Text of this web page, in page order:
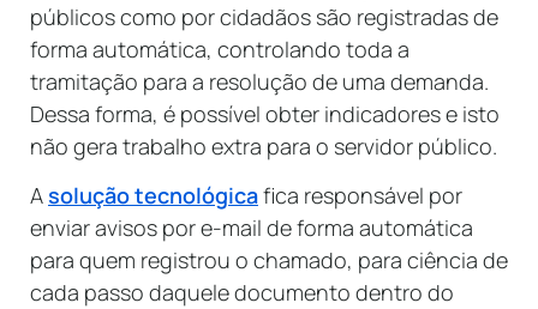
públicos como por cidadãos são registradas de
forma automática, controlando toda a
tramitação para a resolução de uma demanda.
Dessa forma, é possível obter indicadores e isto
não gera trabalho extra para o servidor público.
Asolução tecnológicafica responsável por
enviar avisos por e-mail de forma automática
para quem registrou o chamado, para ciência de
cada passo daquele documento dentro do